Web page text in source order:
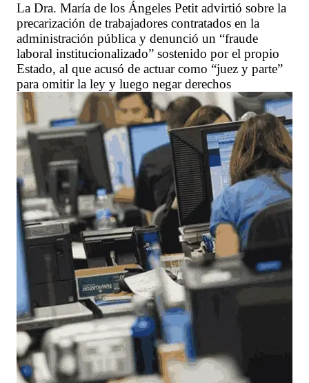
La Dra. María de los Ángeles Petit advirtió sobre la
precarización de trabajadores contratados en la
administración pública y denunció un “fraude
laboral institucionalizado” sostenido por el propio
Estado, al que acusó de actuar como “juez y parte”
para omitir la ley y luego negar derechos